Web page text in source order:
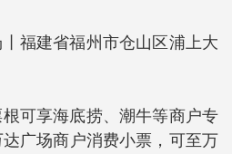
福建省福州市仓山区浦上大
可享海底捞、潮牛等商户专
广场商户消费小票，可至万